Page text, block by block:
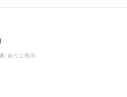
: ゆうこ市川